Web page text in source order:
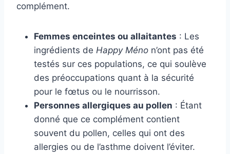
complément.
Femmes enceintes ou allaitantes : Les
ingrédients de Happy Méno n’ont pas été
testés sur ces populations, ce qui soulève
des préoccupations quant à la sécurité
pour le fœtus ou le nourrisson.
Personnes allergiques au pollen : Étant
donné que ce complément contient
souvent du pollen, celles qui ont des
allergies ou de l’asthme doivent l’éviter.